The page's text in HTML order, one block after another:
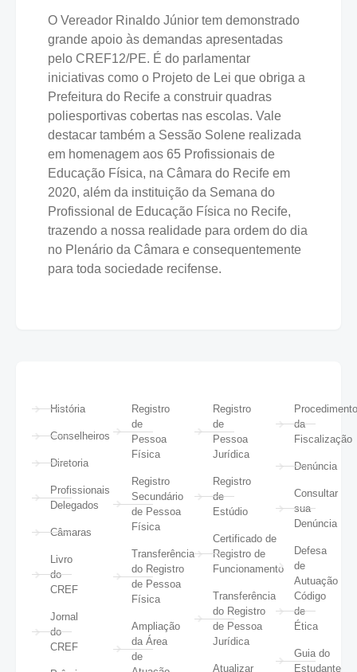
O Vereador Rinaldo Júnior tem demonstrado
grande apoio às demandas apresentadas
pelo CREF12/PE. É do parlamentar
iniciativas como o Projeto de Lei que obriga a
Prefeitura do Recife a construir quadras
poliesportivas cobertas nas escolas. Vale
destacar também a Sessão Solene realizada
em homenagem aos 65 Profissionais de
Educação Física, na Câmara do Recife em
2020, além da instituição da Semana do
Profissional de Educação Física no Recife,
trazendo a nossa realidade para ordem do dia
no Plenário da Câmara e consequentemente
para toda sociedade recifense.
História
Conselheiros
Diretoria
Profissionais
Delegados
Câmaras
Livro
do
CREF
Jornal
do
CREF
Registro
de
Pessoa
Física
Registro
Secundário
de Pessoa
Física
Transferência
do Registro
de Pessoa
Física
Ampliação
da Área
de
Registro
de
Pessoa
Jurídica
Registro
de
Estúdio
Certificado de
Registro de
Funcionamento
Transferência
do Registro
de Pessoa
Jurídica
Atualizar
da
Fiscalização
Denúncia
Consultar
sua
Denúncia
Defesa
de
Autuação
Código
de
Ética
Guia do
Estudante